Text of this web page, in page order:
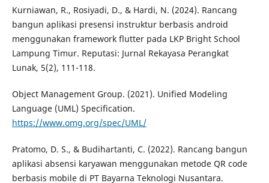
Kurniawan, R., Rosiyadi, D., & Hardi, N. (2024). Rancang
bangun aplikasi presensi instruktur berbasis android
menggunakan framework flutter pada LKP Bright School
Lampung Timur. Reputasi: Jurnal Rekayasa Perangkat
Lunak, 5(2), 111-118.
Object Management Group. (2021). Unified Modeling
Language (UML) Specification.
https://www.omg.org/spec/UML/
Pratomo, D. S., & Budihartanti, C. (2022). Rancang bangun
aplikasi absensi karyawan menggunakan metode QR code
berbasis mobile di PT Bayarna Teknologi Nusantara.